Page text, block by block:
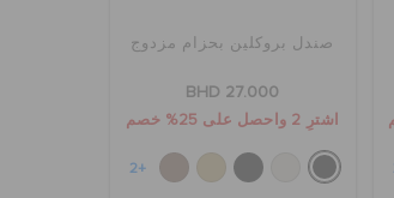
صندل بروكلين بحزام مزدوج
BHD 27.000
اشترِ 2 واحصل على 25% خصم
+2